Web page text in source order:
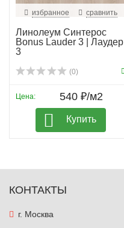
избранное сравнить
Линолеум Синтерос
Bonus Lauder 3 | Лаудер
3
(0)
Цена: 540 ₽/м2
Купить
КОНТАКТЫ
г. Москва